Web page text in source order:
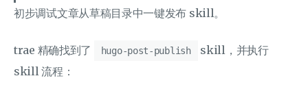
初步调试文章从草稿目录中一键发布 skill。
trae 精确找到了 hugo-post-publish
skill，并执行
skill 流程：